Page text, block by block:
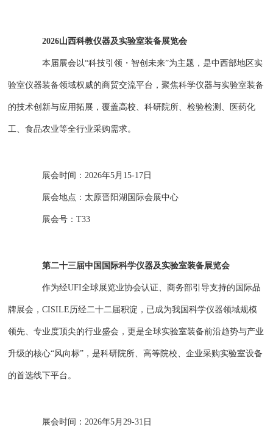
2026山西科教仪器及实验室装备展览会
本届展会以“科技引领・智创未来”为主题，是中西部地区实
验室仪器装备领域权威的商贸交流平台，聚焦科学仪器与实验室装备
的技术创新与应用拓展，覆盖高校、科研院所、检验检测、医药化
工、食品农业等全行业采购需求。
展会时间：2026年5月15-17日
展会地点：太原晋阳湖国际会展中心
展会号：T33
第二十三届中国国际科学仪器及实验室装备展览会
作为经UFI全球展览业协会认证、商务部引导支持的国际品
牌展会，CISILE历经二十二届积淀，已成为我国科学仪器领域规模
领先、专业度顶尖的行业盛会，更是全球实验室装备前沿趋势与产业
升级的核心“风向标”，是科研院所、高等院校、企业采购实验室设备
的首选线下平台。
展会时间：2026年5月29-31日